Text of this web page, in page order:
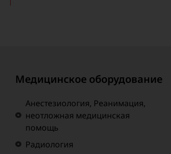
Медицинское оборудование
Анестезиология, Реанимация,
неотложная медицинская
помощь
Радиология